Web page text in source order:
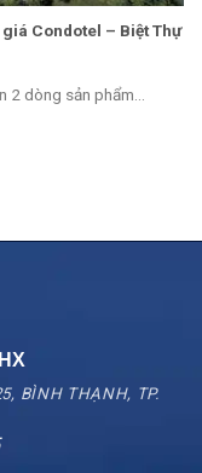
Condotel – Biệt Thự
dòng sản phẩm...
HX
BÌNH THẠNH, TP.